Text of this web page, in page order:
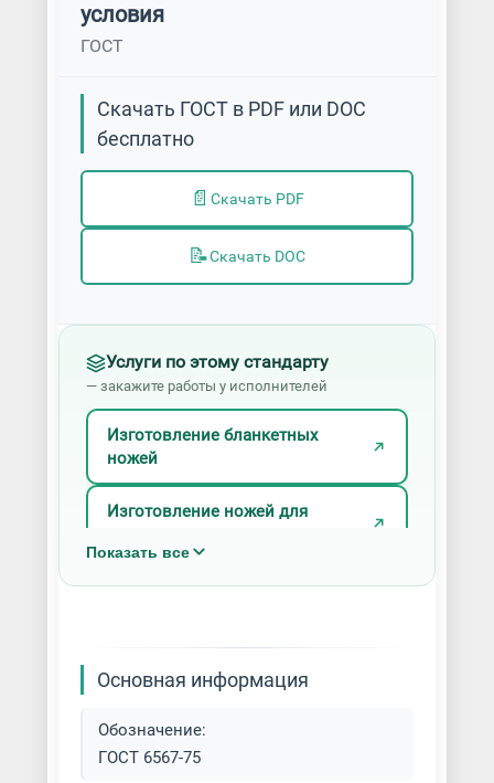
условия
ГОСТ
Скачать ГОСТ в PDF или DOC
бесплатно
📄 Скачать PDF
📝Скачать DOC
Услуги по этому стандарту
— закажите работы у исполнителей
Изготовление бланкетных
ножей
Изготовление ножей для
Изготовление ножей на заказ
Показать все
Основная информация
Обозначение:
ГОСТ 6567-75